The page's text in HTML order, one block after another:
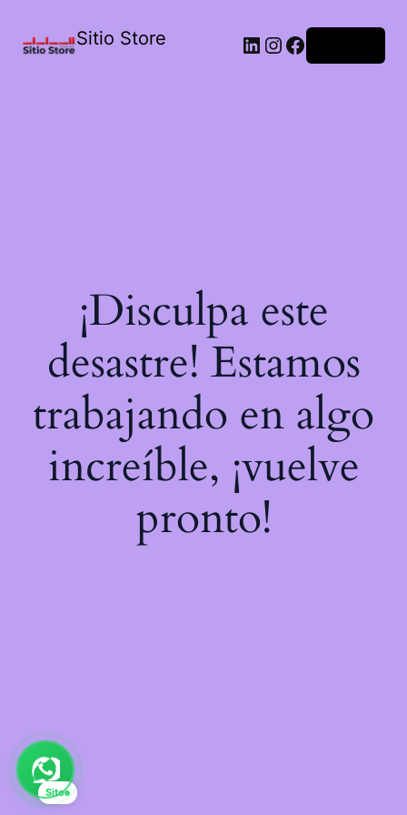
Sitio Store
¡Disculpa este
desastre! Estamos
trabajando en algo
increíble, ¡vuelve
pronto!
Sito